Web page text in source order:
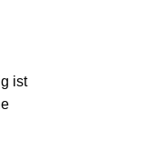
ist